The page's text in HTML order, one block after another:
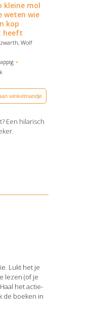
kleine mol
weten wie
kop
heeft
Wolf
winkelmandje
Een hilarisch
Lukt het je
lezen (of je
het actie-
de boeken in